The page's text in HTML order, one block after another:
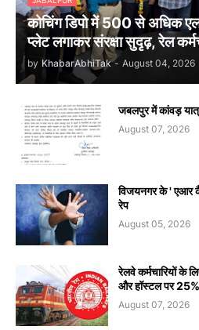
कोचिंग डिपो में 500 से अधिक
प्लेट लगाकर संरक्षा सुदृढ़, रेल
by KhabarAbhiTak - August 04, 2026
जबलपुर में कांवड़
August 07, 2026
विजयनगर के ' एआर
रेप
August 05, 2026
रेलवे कर्मचारियों के
और हॉस्टल पर 25%
August 07, 2026